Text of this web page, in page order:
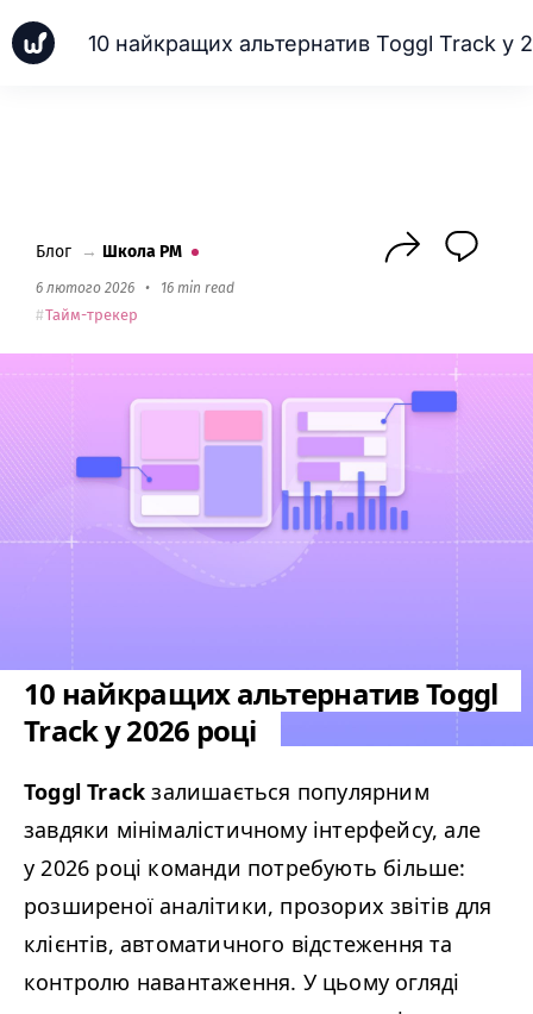
Блог → Школа PM
6 лютого 2026 • 16 min read
Тайм-трекер
10 найкращих альтернатив Toggl
Track у 2026 році
Toggl Trackзалишається популярним
завдяки мінімалістичному інтерфейсу, але
у 2026 році команди потребують більше:
розширеної аналітики, прозорих звітів для
клієнтів, автоматичного відстеження та
контролю навантаження. У цьому огляді